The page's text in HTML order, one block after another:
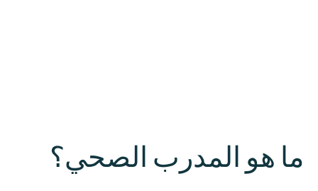
ما هو المدرب الصحي؟